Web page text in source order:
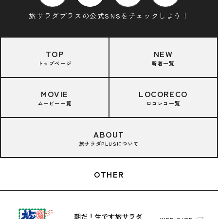
旅サラダプラスの公式SNSをチェックしよう！
TOP
トップページ
NEW
新着一覧
MOVIE
ムービー一覧
LOCORECO
ロコレコ一覧
ABOUT
旅サラダPLUSについて
OTHER
朝だ！生です旅サラダ